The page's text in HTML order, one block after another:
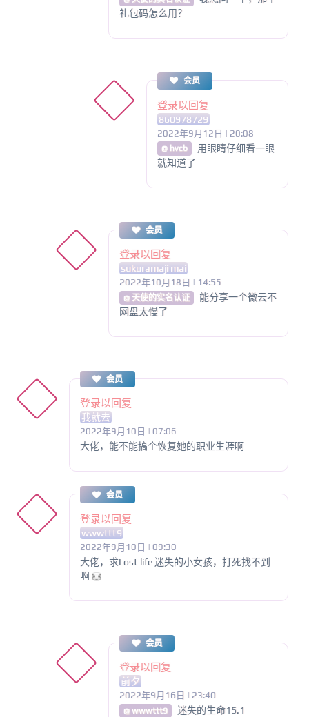
礼包码怎么用？
会员
登录以回复
860978729
2022年9月12日 | 20:08
@ hvcb
用眼睛仔细看一眼
就知道了
会员
登录以回复
sukuramaji mai
2022年10月18日 | 14:55
@ 天使的实名认证
能分享一个微云不
网盘太慢了
会员
登录以回复
我就去
2022年9月10日 | 07:06
大佬，能不能搞个恢复她的职业生涯啊
会员
登录以回复
wwwttt9
2022年9月10日 | 09:30
大佬，求Lost life 迷失的小女孩，打死找不到
啊
会员
登录以回复
前夕
2022年9月16日 | 23:40
@ wwwttt9 迷失的生命15.1